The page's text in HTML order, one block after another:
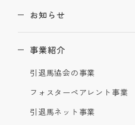
お知らせ
事業紹介
引退馬協会の事業
フォスターペアレント事業
引退馬ネット事業